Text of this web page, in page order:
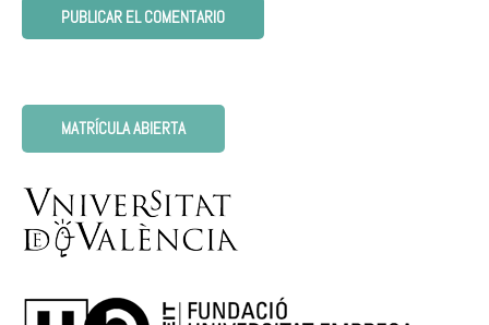
MATRÍCULA ABIERTA